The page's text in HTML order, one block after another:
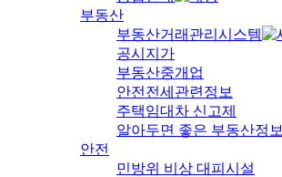
부동산
부동산거래관리시스템
공시지가
부동산중개업
안전전세관련정보
주택임대차 신고제
알아두면 좋은 부동산정보
안전
민방위 비상 대피시설